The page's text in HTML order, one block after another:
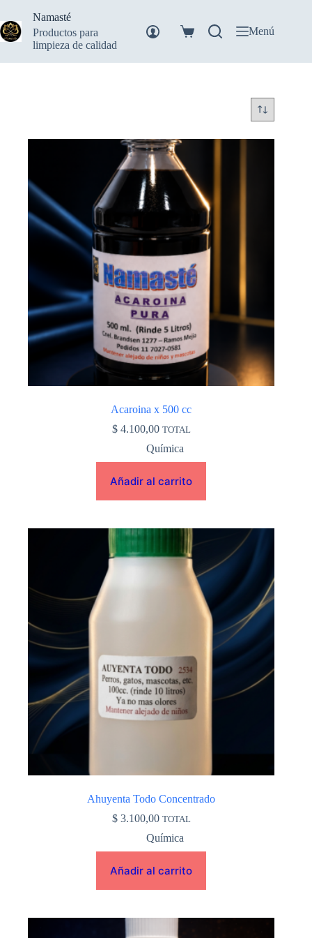
contenido
Namasté
Productos para
limpieza de calidad
Carro
compra
Menú
Acaroina x 500 cc
$4.100,00 TOTAL
Química
Añadir al carrito
Ahuyenta Todo Concentrado
$3.100,00 TOTAL
Química
Añadir al carrito